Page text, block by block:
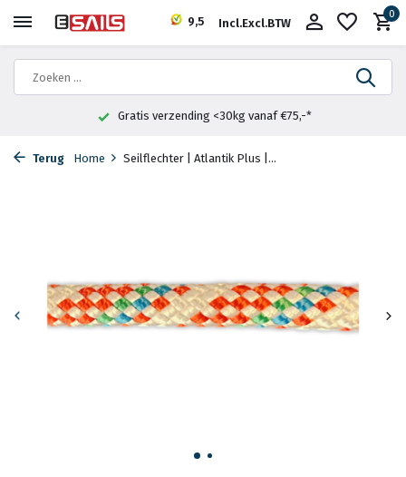
9,5 Incl.Excl.BTW
0
Gratis verzending <30kg vanaf €75,-*
Terug Home Seilflechter | Atlantik Plus |...